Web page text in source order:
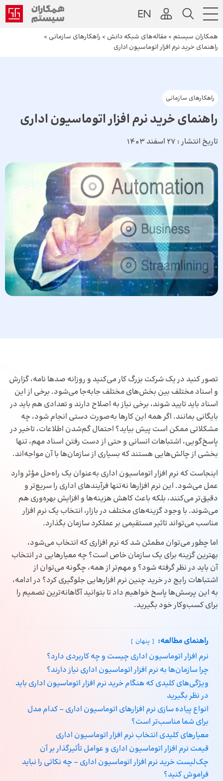
همکاران سیستم > مقاله‌های شبکه دانش > راهکارهای سازمانی >
راهنمای خرید نرم‌ افزار اتوماسیون اداری
راهکارهای سازمانی
راهنمای خرید نرم‌ افزار اتوماسیون اداری
تاریخ انتشار : 27 اسفند 1403
تصور کنید در یک شرکت بزرگ کار می‌کنید و روزانه صدها نامه، گزارش
و اسناد مختلف بین بخش‌های مختلف جابه‌جا می‌شود. برخی از این
اسناد باید تایید شوند، برخی نیاز به اصلاح دارند و تعدادی هم باید در
بایگانی بمانند. اگر همه این کارها به‌صورت دستی انجام شود، چه
مشکلاتی ممکن است پیش بیاید؟ احتمال گم‌شدن اطلاعات، تاخیر در
پاسخ‌گویی، اشتباهات انسانی و حتی از دست رفتن اسناد مهم، تنها
بخشی از چالش‌هایی هستند که بسیاری از سازمان‌ها با آن مواجه‌اند.
اینجاست که نرم‌ افزار اتوماسیون اداری به‌عنوان یک راه‌حل مؤثر وارد
عمل می‌شود. این نرم‌ افزارها نه‌تنها فرآیندهای اداری را سریع‌تر و
دقیق‌تر می‌کنند، بلکه باعث کاهش هزینه‌ها و افزایش بهره‌وری هم
می‌شوند. با وجود گزینه‌های مختلف در بازار، انتخاب یک نرم‌ افزار
مناسب می‌تواند تاثیر مستقیمی بر عملکرد سازمان بگذارد.
اما چطور می‌توان مطمئن شد که نرم‌ افزاری که انتخاب می‌شود،
بهترین گزینه برای یک سازمان خاص است؟ چه معیارهایی در انتخاب
آن باید در نظر گرفته شود؟ و مهم‌تر از همه، چگونه می‌توان از
اشتباهات رایج در خرید چنین نرم‌ افزارهایی جلوگیری کرد؟ در ادامه،
به این پرسش‌ها پاسخ خواهیم داد تا بتوانید آگاهانه‌ترین تصمیم را
برای کسب‌وکار خود بگیرید.
راهنمای مطالعه: پنهان
نرم‌ افزار اتوماسیون اداری چیست و چه کاربردی دارد؟
چرا سازمان‌ها به نرم‌ افزار اتوماسیون اداری نیاز دارند؟
ویژگی‌های کلیدی که هنگام خرید نرم‌ افزار اتوماسیون اداری باید
در نظر بگیرید
انواع پیاده سازی نرم‌ افزارهای اتوماسیون اداری – کدام مدل
برای شما مناسب‌تر است؟
معیارهای کلیدی انتخاب نرم‌ افزار اتوماسیون اداری
قیمت نرم‌ افزار اتوماسیون اداری و عوامل تأثیرگذار بر آن
چک‌لیست خرید نرم‌ افزار اتوماسیون اداری – چه نکاتی را نباید
فراموش کنید؟